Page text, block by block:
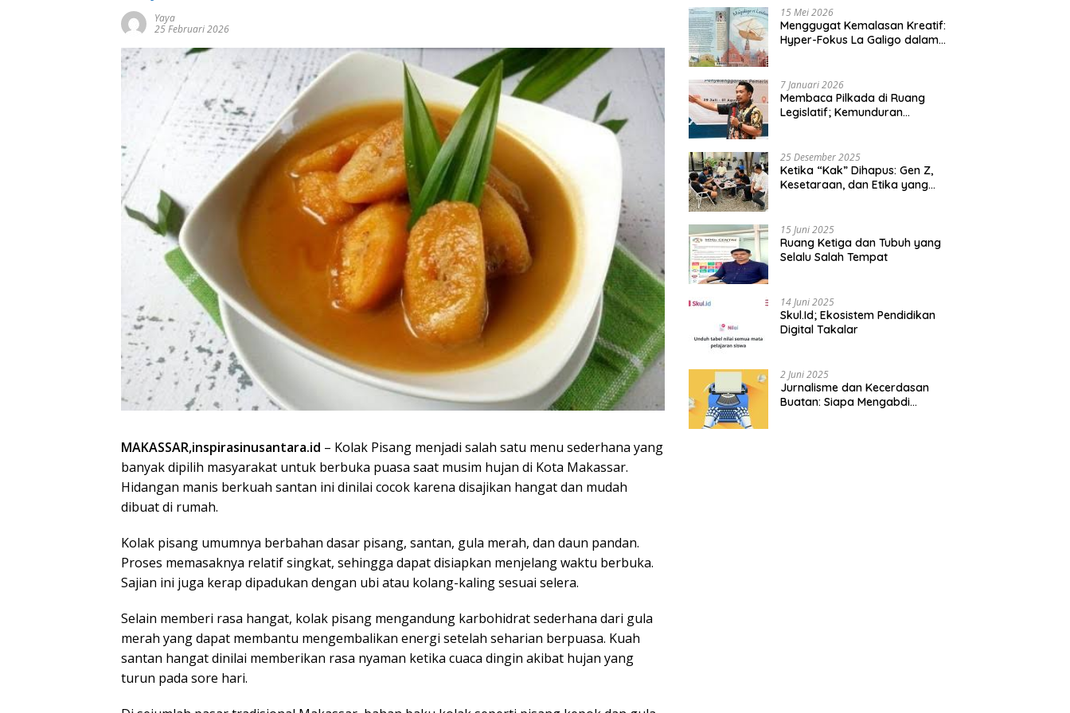
Yaya
25 Februari 2026
MAKASSAR,inspirasinusantara.id – Kolak Pisang menjadi salah satu menu sederhana yang
banyak dipilih masyarakat untuk berbuka puasa saat musim hujan di Kota Makassar.
Hidangan manis berkuah santan ini dinilai cocok karena disajikan hangat dan mudah
dibuat di rumah.
Kolak pisang umumnya berbahan dasar pisang, santan, gula merah, dan daun pandan.
Proses memasaknya relatif singkat, sehingga dapat disiapkan menjelang waktu berbuka.
Sajian ini juga kerap dipadukan dengan ubi atau kolang-kaling sesuai selera.
Selain memberi rasa hangat, kolak pisang mengandung karbohidrat sederhana dari gula
merah yang dapat membantu mengembalikan energi setelah seharian berpuasa. Kuah
santan hangat dinilai memberikan rasa nyaman ketika cuaca dingin akibat hujan yang
turun pada sore hari.
15 Mei 2026
Menggugat Kemalasan Kreatif:
Hyper-Fokus La Galigo dalam
7 Januari 2026
Membaca Pilkada di Ruang
Legislatif; Kemunduran
25 Desember 2025
Ketika “Kak” Dihapus: Gen Z,
Kesetaraan, dan Etika yang
15 Juni 2025
Ruang Ketiga dan Tubuh yang
Selalu Salah Tempat
14 Juni 2025
Skul.Id; Ekosistem Pendidikan
Digital Takalar
2 Juni 2025
Jurnalisme dan Kecerdasan
Buatan: Siapa Mengabdi